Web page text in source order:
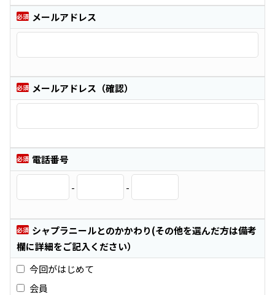
必須 メールアドレス
必須 メールアドレス（確認）
必須 電話番号
- -
必須 シャプラニールとのかかわり(その他を選んだ方は備考
欄に詳細をご記入ください）
今回がはじめて
会員